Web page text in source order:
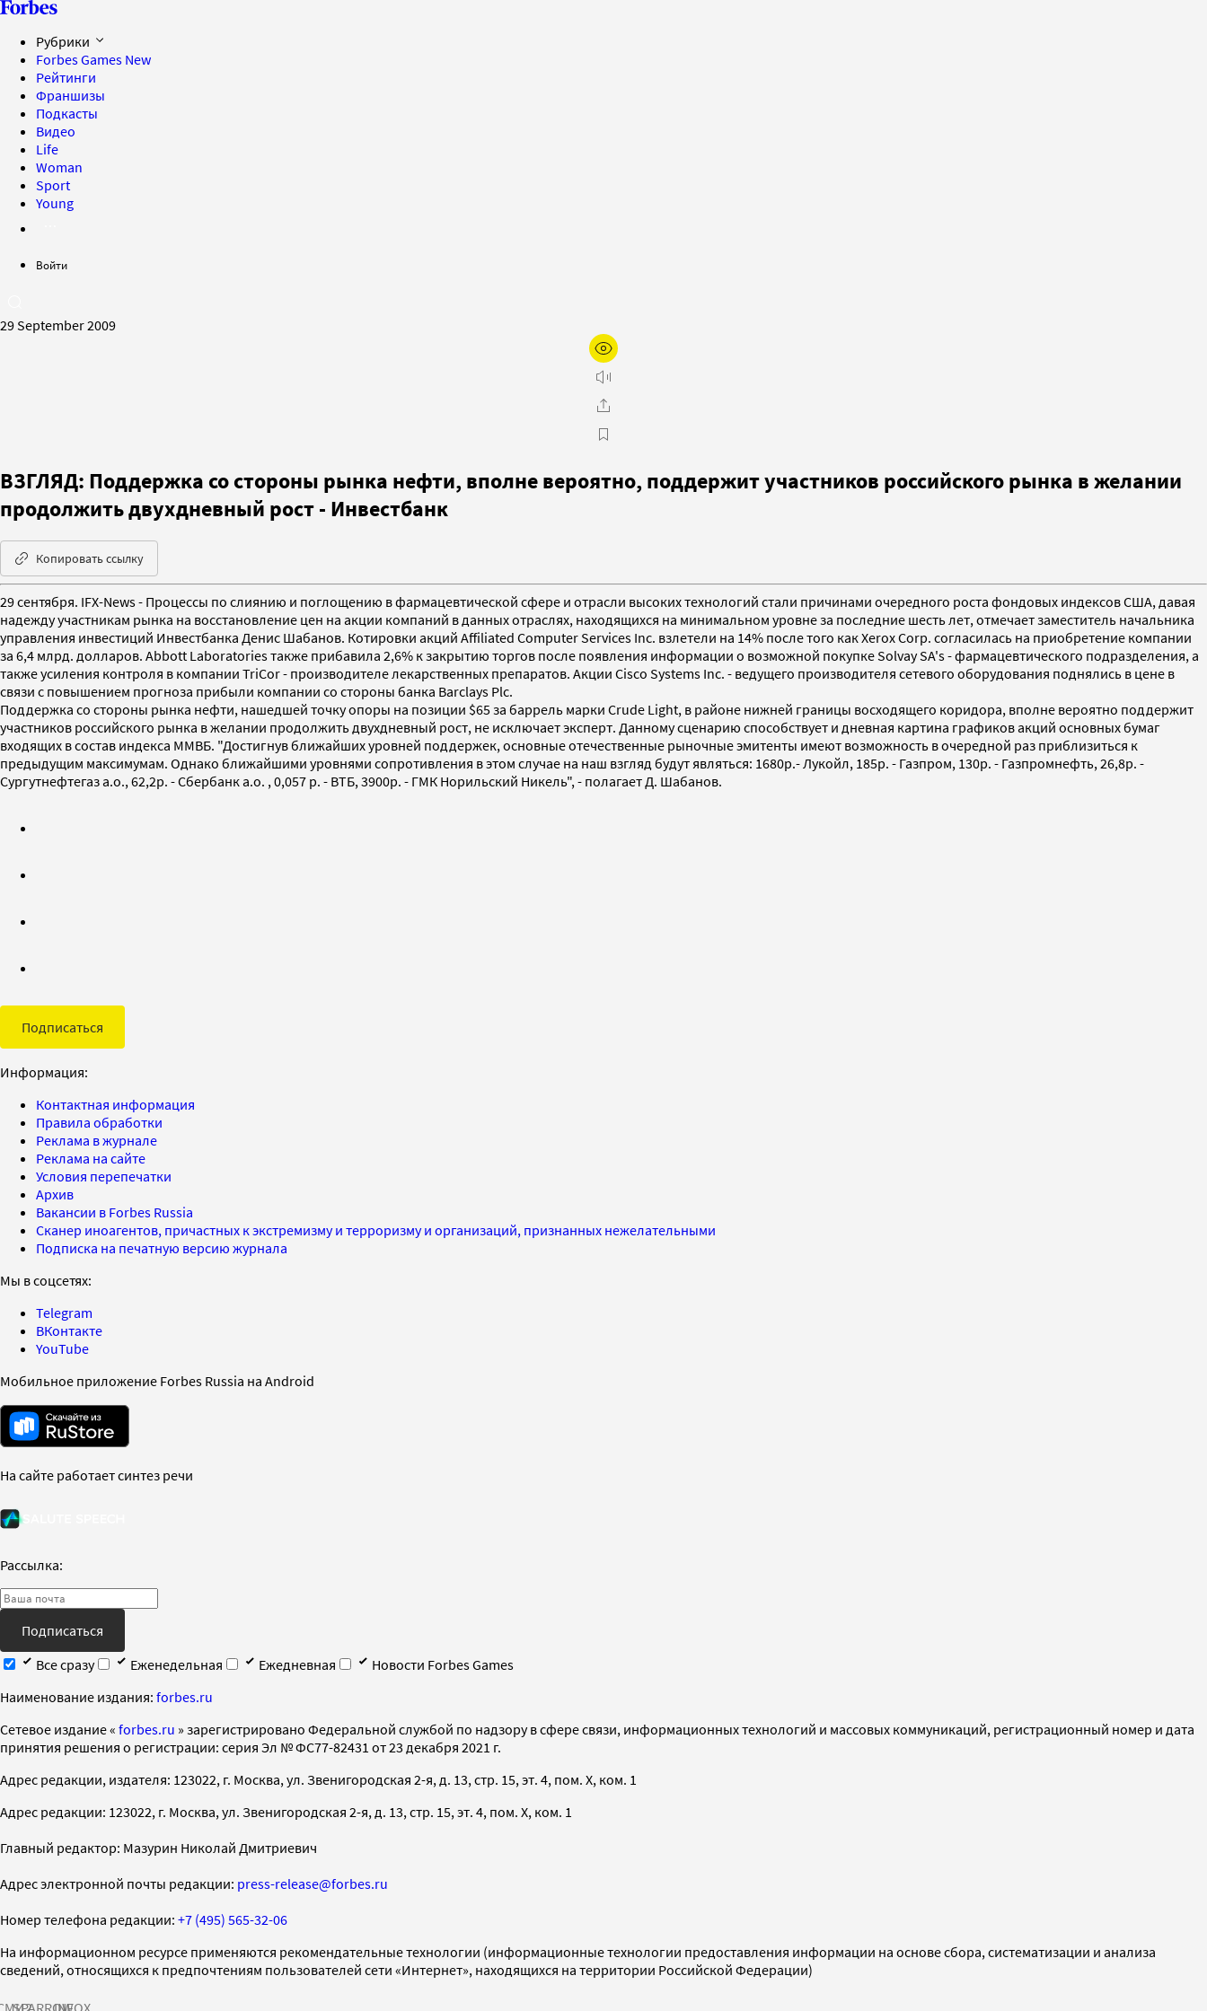
Рубрики
Forbes Games New
Рейтинги
Франшизы
Подкасты
Видео
Life
Woman
Sport
Young
Войти
29 September 2009
ВЗГЛЯД: Поддержка со стороны рынка нефти, вполне вероятно, поддержит участников российского рынка в желании
продолжить двухдневный рост - Инвестбанк
Копировать ссылку
29 сентября. IFX-News - Процессы по слиянию и поглощению в фармацевтической сфере и отрасли высоких технологий стали причинами очередного роста фондовых индексов США, давая
надежду участникам рынка на восстановление цен на акции компаний в данных отраслях, находящихся на минимальном уровне за последние шесть лет, отмечает заместитель начальника
управления инвестиций Инвестбанка Денис Шабанов. Котировки акций Affiliated Computer Services Inc. взлетели на 14% после того как Xerox Corp. согласилась на приобретение компании
за 6,4 млрд. долларов. Abbott Laboratories также прибавила 2,6% к закрытию торгов после появления информации о возможной покупке Solvay SA's - фармацевтического подразделения, а
также усиления контроля в компании TriCor - производителе лекарственных препаратов. Акции Cisco Systems Inc. - ведущего производителя сетевого оборудования поднялись в цене в
связи с повышением прогноза прибыли компании со стороны банка Barclays Plc.
Поддержка со стороны рынка нефти, нашедшей точку опоры на позиции $65 за баррель марки Crude Light, в районе нижней границы восходящего коридора, вполне вероятно поддержит
участников российского рынка в желании продолжить двухдневный рост, не исключает эксперт. Данному сценарию способствует и дневная картина графиков акций основных бумаг
входящих в состав индекса ММВБ. "Достигнув ближайших уровней поддержек, основные отечественные рыночные эмитенты имеют возможность в очередной раз приблизиться к
предыдущим максимумам. Однако ближайшими уровнями сопротивления в этом случае на наш взгляд будут являться: 1680р.- Лукойл, 185р. - Газпром, 130р. - Газпромнефть, 26,8р. -
Сургутнефтегаз а.о., 62,2р. - Сбербанк а.о. , 0,057 р. - ВТБ, 3900р. - ГМК Норильский Никель", - полагает Д. Шабанов.
Подписаться
Информация:
Контактная информация
Правила обработки
Реклама в журнале
Реклама на сайте
Условия перепечатки
Архив
Вакансии в Forbes Russia
Сканер иноагентов, причастных к экстремизму и терроризму и организаций, признанных нежелательными
Подписка на печатную версию журнала
Мы в соцсетях:
Telegram
ВКонтакте
YouTube
Мобильное приложение Forbes Russia на Android
На сайте работает синтез речи
Рассылка:
Подписаться
Все сразу
Еженедельная Ежедневная
Новости Forbes Games
Наименование издания: forbes.ru
Cетевое издание « forbes.ru » зарегистрировано Федеральной службой по надзору в сфере связи, информационных технологий и массовых коммуникаций, регистрационный номер и дата
принятия решения о регистрации: серия Эл № ФС77-82431 от 23 декабря 2021 г.
Адрес редакции, издателя: 123022, г. Москва, ул. Звенигородская 2-я, д. 13, стр. 15, эт. 4, пом. X, ком. 1
Адрес редакции: 123022, г. Москва, ул. Звенигородская 2-я, д. 13, стр. 15, эт. 4, пом. X, ком. 1
Главный редактор: Мазурин Николай Дмитриевич
Адрес электронной почты редакции: press-release@forbes.ru
Номер телефона редакции: +7 (495) 565-32-06
На информационном ресурсе применяются рекомендательные технологии (информационные технологии предоставления информации на основе сбора, систематизации и анализа
сведений, относящихся к предпочтениям пользователей сети «Интернет», находящихся на территории Российской Федерации)
SPARROWINFOX